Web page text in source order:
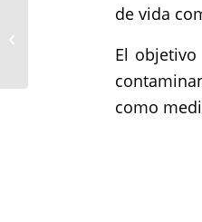
de vida
El
como
Tudela Veguín S. A.